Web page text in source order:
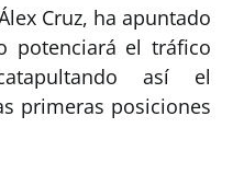
Cruz, ha apuntado
potenciará el tráfico
así el
primeras posiciones